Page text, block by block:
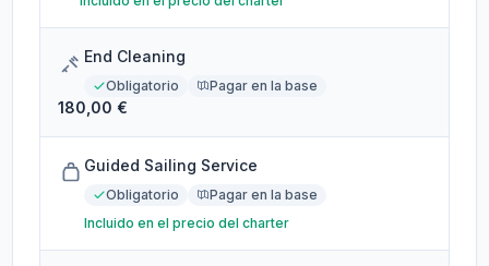
End Cleaning
Obligatorio Pagar en la base
180,00 €
Guided Sailing Service
Obligatorio
Pagar en la base
Incluido en el precio del charter